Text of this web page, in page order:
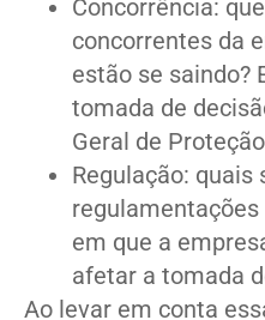
Concorrência:
concorrentes da
estão se saindo?
tomada de
Geral de
Regulação: quais
em que a
afetar a tomada
Ao levar em conta